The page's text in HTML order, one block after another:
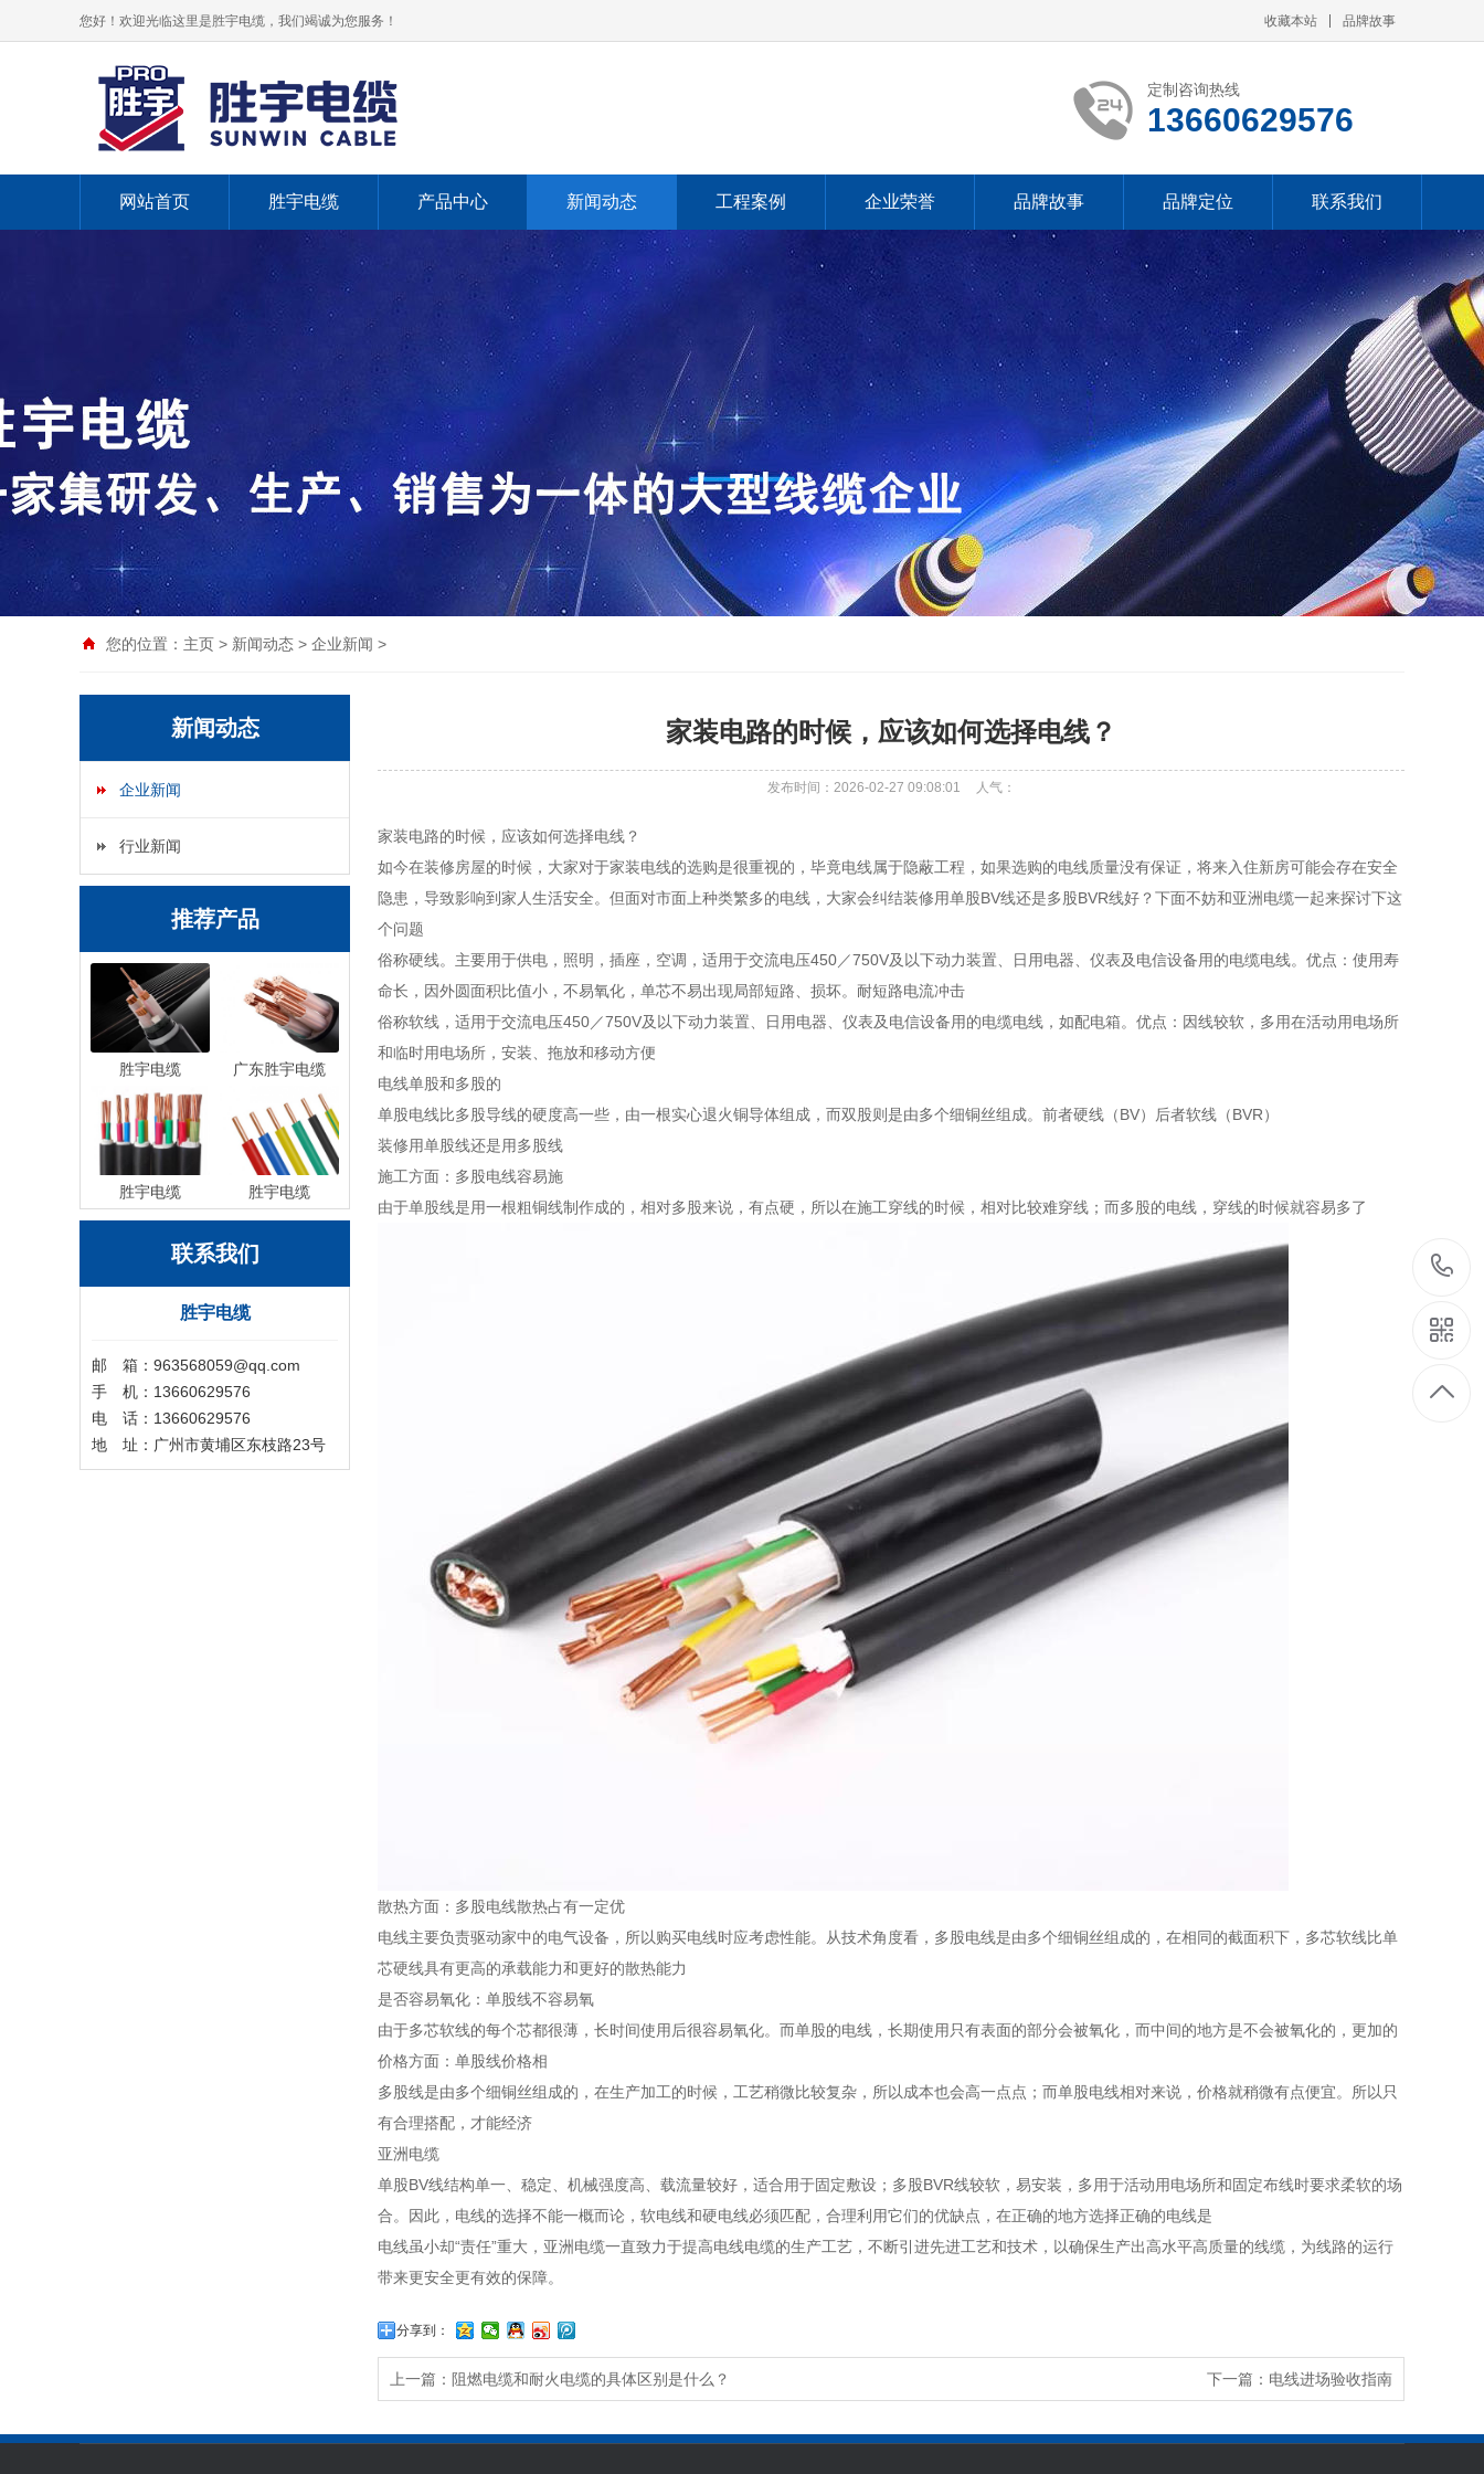
您好！欢迎光临这里是胜宇电缆，我们竭诚为您服务！ 收藏本站 品牌故事
定制咨询热线
13660629576
网站首页 胜宇电缆 产品中心 新闻动态 工程案例 企业荣誉 品牌故事 品牌定位 联系我们
您的位置： 主页 > 新闻动态 > 企业新闻 >
新闻动态
企业新闻
行业新闻
推荐产品
胜宇电缆 广东胜宇电缆
胜宇电缆 胜宇电缆
联系我们
胜宇电缆
邮 箱：963568059@qq.com
手 机：13660629576
电 话：13660629576
地 址：广州市黄埔区东枝路23号
家装电路的时候，应该如何选择电线？
发布时间：2026-02-27 09:08:01 人气：
家装电路的时候，应该如何选择电线？
如今在装修房屋的时候，大家对于家装电线的选购是很重视的，毕竟电线属于隐蔽工程，如果选购的电线质量没有保证，将来入住新房可能会存在安全
隐患，导致影响到家人生活安全。但面对市面上种类繁多的电线，大家会纠结装修用单股BV线还是多股BVR线好？下面不妨和亚洲电缆一起来探讨下这
个问题
俗称硬线。主要用于供电，照明，插座，空调，适用于交流电压450／750V及以下动力装置、日用电器、仪表及电信设备用的电缆电线。优点：使用寿
命长，因外圆面积比值小，不易氧化，单芯不易出现局部短路、损坏。耐短路电流冲击
俗称软线，适用于交流电压450／750V及以下动力装置、日用电器、仪表及电信设备用的电缆电线，如配电箱。优点：因线较软，多用在活动用电场所
和临时用电场所，安装、拖放和移动方便
电线单股和多股的
单股电线比多股导线的硬度高一些，由一根实心退火铜导体组成，而双股则是由多个细铜丝组成。前者硬线（BV）后者软线（BVR）
装修用单股线还是用多股线
施工方面：多股电线容易施
由于单股线是用一根粗铜线制作成的，相对多股来说，有点硬，所以在施工穿线的时候，相对比较难穿线；而多股的电线，穿线的时候就容易多了
散热方面：多股电线散热占有一定优
电线主要负责驱动家中的电气设备，所以购买电线时应考虑性能。从技术角度看，多股电线是由多个细铜丝组成的，在相同的截面积下，多芯软线比单
芯硬线具有更高的承载能力和更好的散热能力
是否容易氧化：单股线不容易氧
由于多芯软线的每个芯都很薄，长时间使用后很容易氧化。而单股的电线，长期使用只有表面的部分会被氧化，而中间的地方是不会被氧化的，更加的
价格方面：单股线价格相
多股线是由多个细铜丝组成的，在生产加工的时候，工艺稍微比较复杂，所以成本也会高一点点；而单股电线相对来说，价格就稍微有点便宜。所以只
有合理搭配，才能经济
亚洲电缆
单股BV线结构单一、稳定、机械强度高、载流量较好，适合用于固定敷设；多股BVR线较软，易安装，多用于活动用电场所和固定布线时要求柔软的场
合。因此，电线的选择不能一概而论，软电线和硬电线必须匹配，合理利用它们的优缺点，在正确的地方选择正确的电线是
电线虽小却“责任”重大，亚洲电缆一直致力于提高电线电缆的生产工艺，不断引进先进工艺和技术，以确保生产出高水平高质量的线缆，为线路的运行
带来更安全更有效的保障。
分享到：
上一篇： 阻燃电缆和耐火电缆的具体区别是什么？ 下一篇： 电线进场验收指南